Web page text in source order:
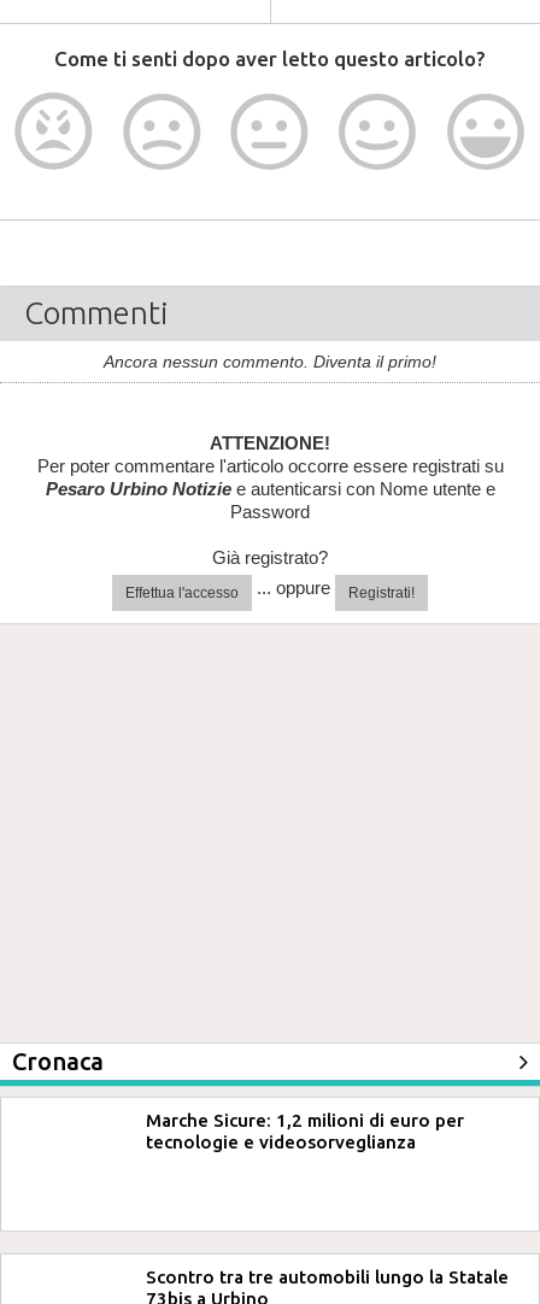
Come ti senti dopo aver letto questo articolo?
Commenti
Ancora nessun commento. Diventa il primo!
ATTENZIONE!
Per poter commentare l'articolo occorre essere registrati su
Pesaro Urbino Notiziee autenticarsi con Nome utente e
Password
Già registrato?
Effettua l'accesso ... oppure Registrati!
Cronaca
Marche Sicure: 1,2 milioni di euro per
tecnologie e videosorveglianza
Scontro tra tre automobili lungo la Statale
73bis a Urbino